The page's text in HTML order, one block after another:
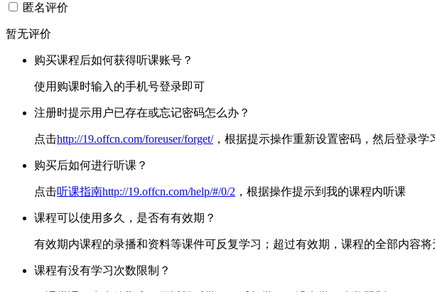
匿名评价
暂无评价
购买课程后如何获得听课账号？
使用购课时输入的手机号登录即可
注册时提示用户已存在或忘记密码怎么办？
点击http://19.offcn.com/foreuser/forget/，根据提示操作重新设置密码，然后登录学
购买后如何进行听课？
点击听课指南http://19.offcn.com/help/#/0/2 ，根据操作提示到我的课程内听课
课程可以使用多久，是否有有效期？
有效期内课程的录播和资料等课件可反复学习；超过有效期，课程的全部内容将
课程有没有学习次数限制？